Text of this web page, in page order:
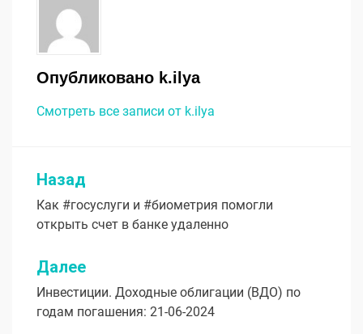
Опубликовано k.ilya
Смотреть все записи от k.ilya
Навигация
по
записям
Назад
Как #госуслуги и #биометрия помогли
открыть счет в банке удаленно
Далее
Инвестиции. Доходные облигации (ВДО) по
годам погашения: 21-06-2024